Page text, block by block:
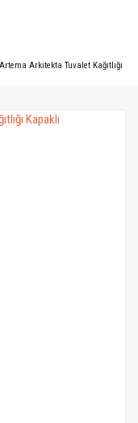
Artema Arkitekta Tuvalet Kağıtlığı